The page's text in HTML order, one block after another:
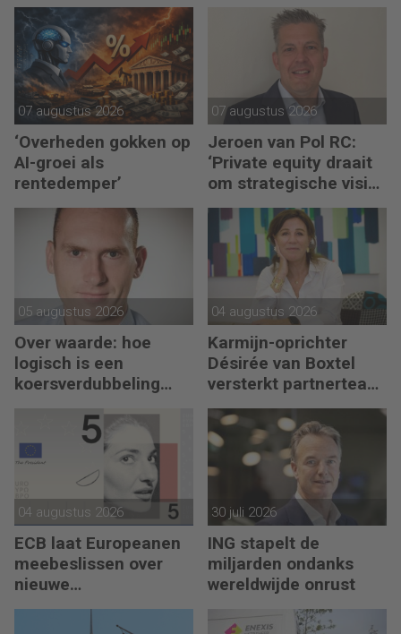
07 augustus 2026
‘Overheden gokken op
AI-groei als
rentedemper’
07 augustus 2026
Jeroen van Pol RC:
‘Private equity draait
om strategische visie
én operational
excellence’
05 augustus 2026
Over waarde: hoe
logisch is een
koersverdubbeling
04 augustus 2026
Karmijn-oprichter
Désirée van Boxtel
versterkt partnerteam
CFO Capabel
04 augustus 2026
ECB laat Europeanen
meebeslissen over
nieuwe
eurobankbiljetten
30 juli 2026
ING stapelt de
miljarden ondanks
wereldwijde onrust